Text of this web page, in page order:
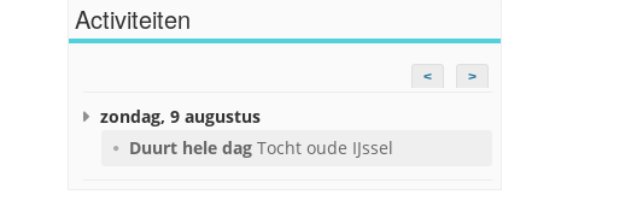
Activiteiten
< >
zondag, 9 augustus
Duurt hele dag Tocht oude IJssel